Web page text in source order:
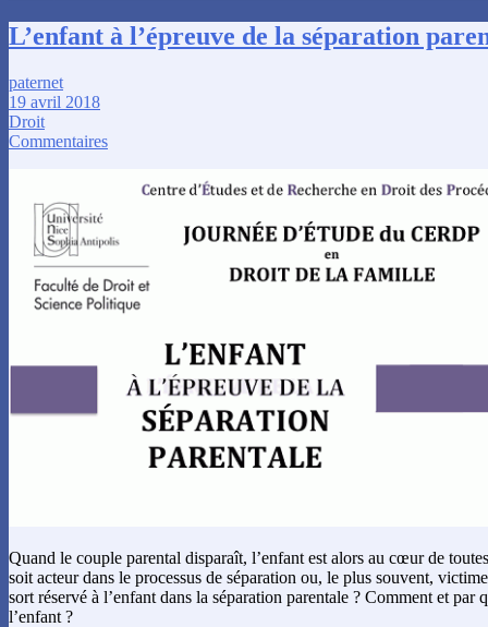
L’enfant à l’épreuve de la séparation
paternet
19 avril 2018
Droit
Commentaires
Quand le couple parental disparaît, l’enfant est alors au cœur de
soit acteur dans le processus de séparation ou, le plus souvent,
sort réservé à l’enfant dans la séparation parentale ? Comment et par
l’enfant ?